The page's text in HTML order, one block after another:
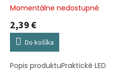
Momentálne nedostupné
2,39 €
Do košíka
Popis produktuPraktické LED